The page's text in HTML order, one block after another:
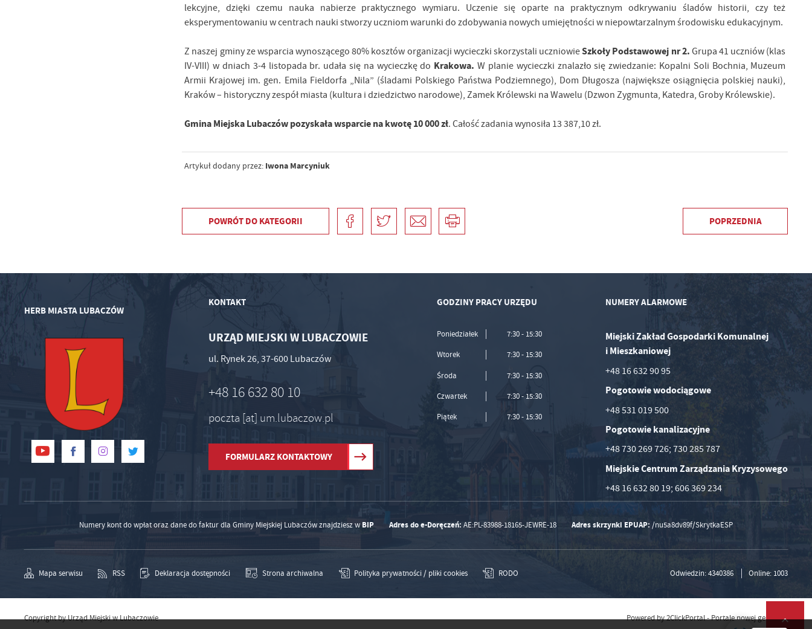
lekcyjne, dzięki czemu nauka nabierze praktycznego wymiaru. Uczenie się oparte na praktycznym odkrywaniu śladów historii, czy też
eksperymentowaniu w centrach nauki stworzy uczniom warunki do zdobywania nowych umiejętności w niepowtarzalnym środowisku edukacyjnym.
Z naszej gminy ze wsparcia wynoszącego 80% kosztów organizacji wycieczki skorzystali uczniowieSzkoły Podstawowej nr 2. Grupa 41 uczniów (klas
IV-VIII) w dniach 3-4 listopada br. udała się na wycieczkę do Krakowa. W planie wycieczki znalazło się zwiedzanie: Kopalni Soli Bochnia, Muzeum
Armii Krajowej im. gen. Emila Fieldorfa „Nila” (śladami Polskiego Państwa Podziemnego), Dom Długosza (największe osiągnięcia polskiej nauki),
Kraków – historyczny zespół miasta (kultura i dziedzictwo narodowe), Zamek Królewski na Wawelu (Dzwon Zygmunta, Katedra, Groby Królewskie).
Gmina Miejska Lubaczów pozyskała wsparcie na kwotę 10 000 zł. Całość zadania wynosiła 13 387,10 zł.
Artykuł dodany przez: Iwona Marcyniuk
POWRÓT DO KATEGORII POPRZEDNIA
HERB MIASTA LUBACZÓW
KONTAKT
URZĄD MIEJSKI W LUBACZOWIE
ul. Rynek 26, 37-600 Lubaczów
+48 16 632 80 10
poczta [at] um.lubaczow.pl
FORMULARZ KONTAKTOWY
GODZINY PRACY URZĘDU
Poniedziałek 7:30 - 15:30
Wtorek 7:30 - 15:30
Środa 7:30 - 15:30
Czwartek 7:30 - 15:30
Piątek 7:30 - 15:30
NUMERY ALARMOWE
Miejski Zakład Gospodarki Komunalnej
i Mieszkaniowej
+48 16 632 90 95
Pogotowie wodociągowe
+48 531 019 500
Pogotowie kanalizacyjne
+48 730 269 726; 730 285 787
Miejskie Centrum Zarządzania Kryzysowego
+48 16 632 80 19; 606 369 234
Numery kont do wpłat oraz dane do faktur dla Gminy Miejskiej Lubaczów znajdziesz w BIP Adres do e-Doręczeń: AE:PL-83988-18165-JEWRE-18 Adres skrzynki EPUAP: /nu5a8dv89f/SkrytkaESP
Mapa serwisu RSS Deklaracja dostępności Strona archiwalna Polityka prywatności / pliki cookies RODO Odwiedzin: 4340386 Online: 1003
Copyright by Urząd Miejski w Lubaczowie Powered by2ClickPortal- Portale nowej generacji